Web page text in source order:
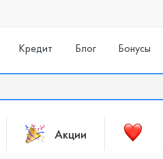
Кредит Блог Бонусы
Акции